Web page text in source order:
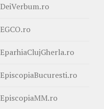
DeiVerbum.ro
EGCO.ro
EparhiaClujGherla.ro
EpiscopiaBucuresti.ro
EpiscopiaMM.ro